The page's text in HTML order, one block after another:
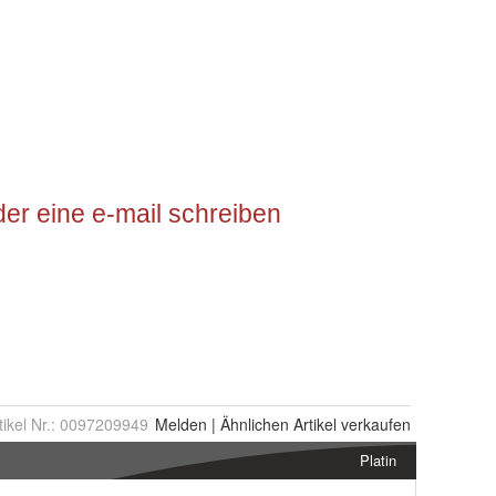
Nr.: 0097209949 Melden | Ähnlichen Artikel verkaufen
Platin